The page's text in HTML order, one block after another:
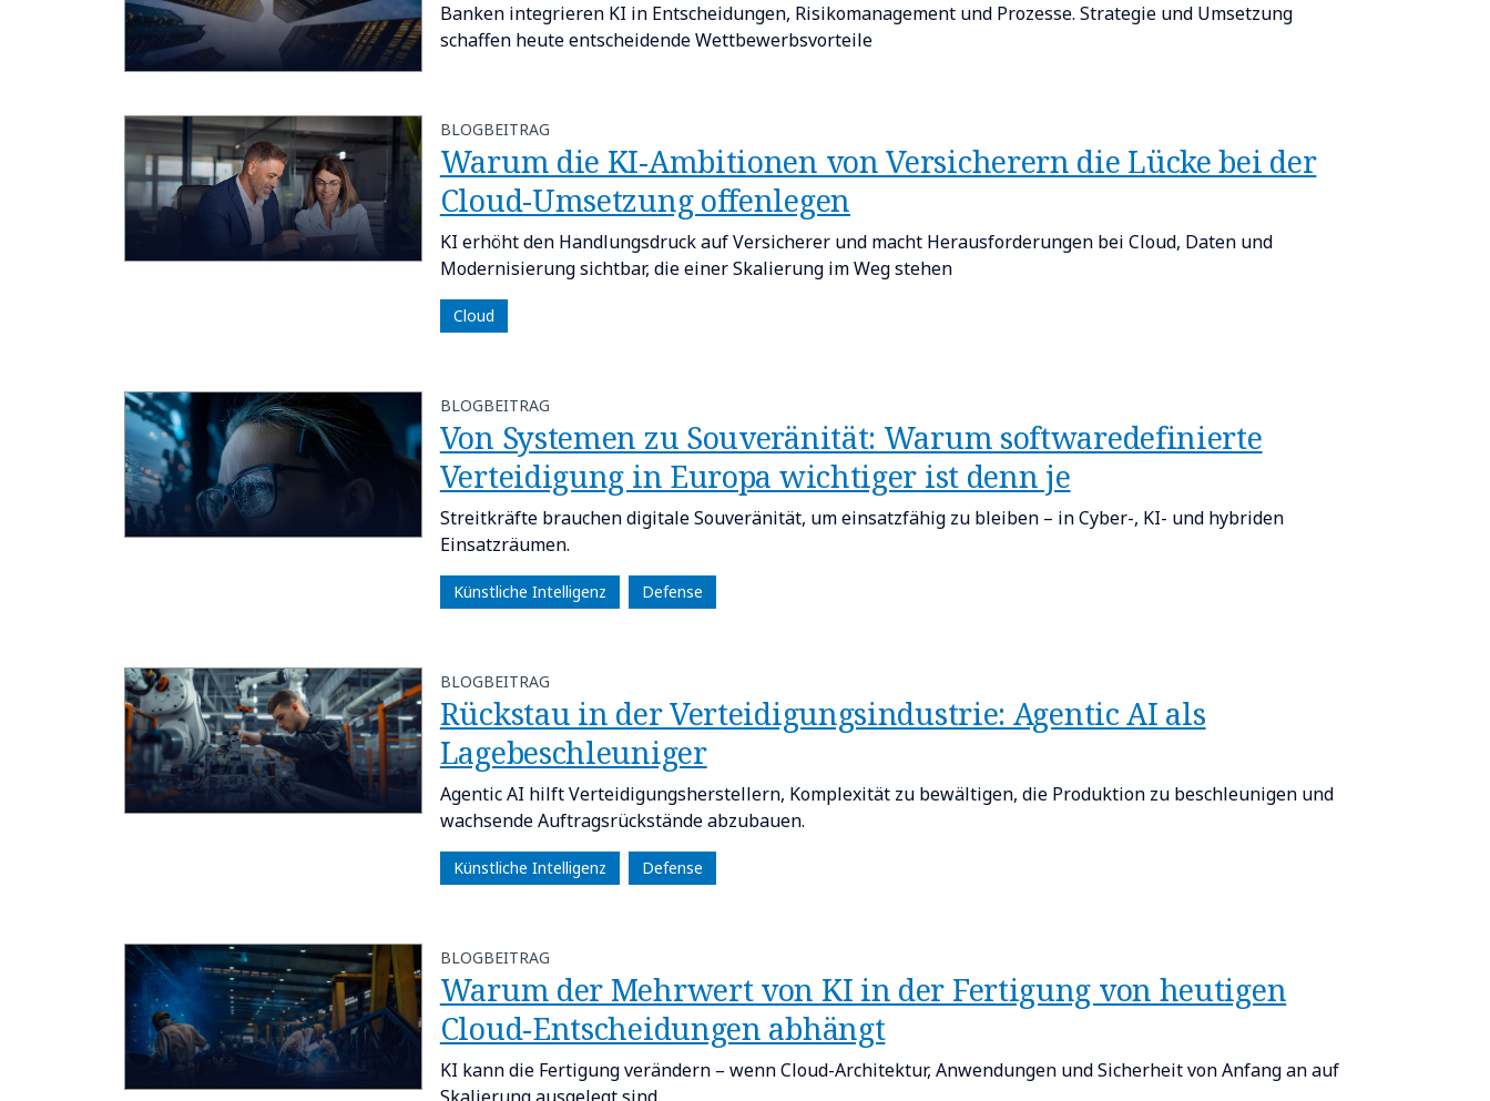
Banken integrieren KI in Entscheidungen, Risikomanagement und Prozesse. Strategie und Umsetzung
schaffen heute entscheidende Wettbewerbsvorteile
BLOGBEITRAG
​​Warum die KI-Ambitionen von Versicherern die Lücke bei der
Cloud-Umsetzung offenlegen​
KI erhöht den Handlungsdruck auf Versicherer und macht Herausforderungen bei Cloud, Daten und
Modernisierung sichtbar, die einer Skalierung im Weg stehen
Cloud
BLOGBEITRAG
Von Systemen zu Souveränität: Warum softwaredefinierte
Verteidigung in Europa wichtiger ist denn je
Streitkräfte brauchen digitale Souveränität, um einsatzfähig zu bleiben – in Cyber-, KI- und hybriden
Einsatzräumen.
Künstliche Intelligenz Defense
BLOGBEITRAG
Rückstau in der Verteidigungsindustrie: Agentic AI als
Lagebeschleuniger
Agentic AI hilft Verteidigungsherstellern, Komplexität zu bewältigen, die Produktion zu beschleunigen und
wachsende Auftragsrückstände abzubauen.
Künstliche Intelligenz Defense
BLOGBEITRAG
Warum der Mehrwert von KI in der Fertigung von heutigen
Cloud-Entscheidungen abhängt
KI kann die Fertigung verändern – wenn Cloud-Architektur, Anwendungen und Sicherheit von Anfang an auf